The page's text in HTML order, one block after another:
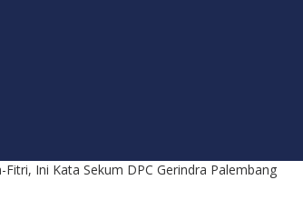
Ini Kata Sekum DPC Gerindra Palembang